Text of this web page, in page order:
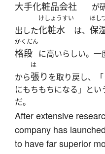
大手化粧品会社 が
出した
けしょうすい
化粧水 は、
ほし
保
かくだん
格段 に高いらしい。
から
は
張りを取り戻し、
にもちもちになる」と
だ。
After extensive
company has
to have far superior